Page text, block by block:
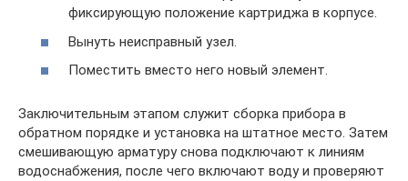
фиксирующую положение картриджа в корпусе.
Вынуть неисправный узел.
Поместить вместо него новый элемент.
Заключительным этапом служит сборка прибора в
обратном порядке и установка на штатное место. Затем
смешивающую арматуру снова подключают к линиям
водоснабжения, после чего включают воду и проверяют